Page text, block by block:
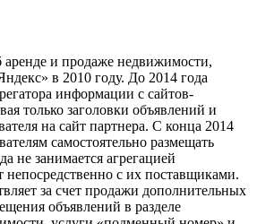
аренде и продаже недвижимости,
в 2010 году. До 2014 года
информации с сайтов-
только заголовки объявлений и
на сайт партнера. С конца 2014
самостоятельно размещать
не занимается агрегацией
непосредственно с их поставщиками.
за счет продажи дополнительных
объявлений в разделе